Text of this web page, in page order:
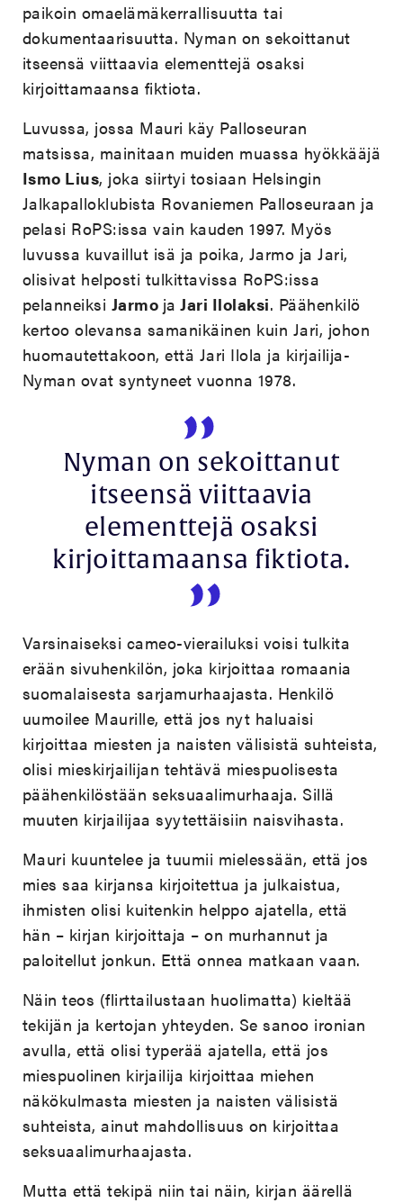
paikoin omaelämäkerrallisuutta tai
dokumentaarisuutta. Nyman on sekoittanut
itseensä viittaavia elementtejä osaksi
kirjoittamaansa fiktiota.
Luvussa, jossa Mauri käy Palloseuran
matsissa, mainitaan muiden muassa hyökkääjä
Ismo Lius, joka siirtyi tosiaan Helsingin
Jalkapalloklubista Rovaniemen Palloseuraan ja
pelasi RoPS:issa vain kauden 1997. Myös
luvussa kuvaillut isä ja poika, Jarmo ja Jari,
olisivat helposti tulkittavissa RoPS:issa
pelanneiksi Jarmo ja Jari Ilolaksi. Päähenkilö
kertoo olevansa samanikäinen kuin Jari, johon
huomautettakoon, että Jari Ilola ja kirjailija-
Nyman ovat syntyneet vuonna 1978.
Nyman on sekoittanut
itseensä viittaavia
elementtejä osaksi
kirjoittamaansa fiktiota.
Varsinaiseksi cameo-vierailuksi voisi tulkita
erään sivuhenkilön, joka kirjoittaa romaania
suomalaisesta sarjamurhaajasta. Henkilö
uumoilee Maurille, että jos nyt haluaisi
kirjoittaa miesten ja naisten välisistä suhteista,
olisi mieskirjailijan tehtävä miespuolisesta
päähenkilöstään seksuaalimurhaaja. Sillä
muuten kirjailijaa syytettäisiin naisvihasta.
Mauri kuuntelee ja tuumii mielessään, että jos
mies saa kirjansa kirjoitettua ja julkaistua,
ihmisten olisi kuitenkin helppo ajatella, että
hän – kirjan kirjoittaja – on murhannut ja
paloitellut jonkun. Että onnea matkaan vaan.
Näin teos (flirttailustaan huolimatta) kieltää
tekijän ja kertojan yhteyden. Se sanoo ironian
avulla, että olisi typerää ajatella, että jos
miespuolinen kirjailija kirjoittaa miehen
näkökulmasta miesten ja naisten välisistä
suhteista, ainut mahdollisuus on kirjoittaa
seksuaalimurhaajasta.
Mutta että tekipä niin tai näin, kirjan äärellä